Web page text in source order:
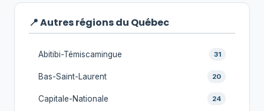
📍 Autres régions du Québec
Abitibi-Témiscamingue 31
Bas-Saint-Laurent 20
Capitale-Nationale 24